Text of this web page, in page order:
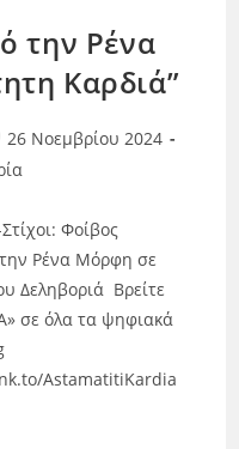
την Ρένα
Καρδιά”
26 Νοεμβρίου 2024
Φοίβος
Ρένα Μόρφη σε
Δεληβοριά Βρείτε
σε όλα τα ψηφιακά
AstamatitiKardia